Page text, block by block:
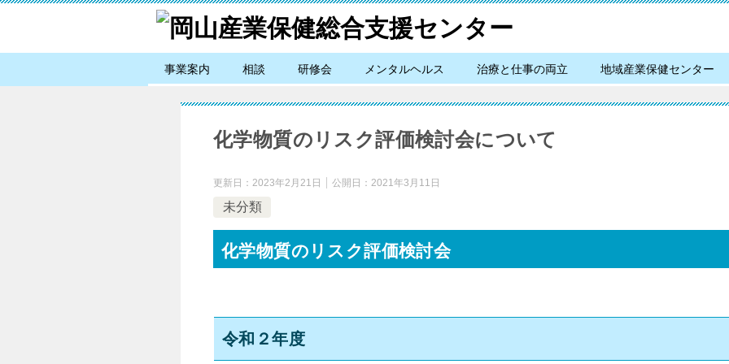
事業案内 相談 研修会 メンタルヘルス 治療と仕事の両立 地域産業保健センター
化学物質のリスク評価検討会について
更新日： 2023年2月21日 公開日： 2021年3月11日
未分類
化学物質のリスク評価検討会
令和２年度